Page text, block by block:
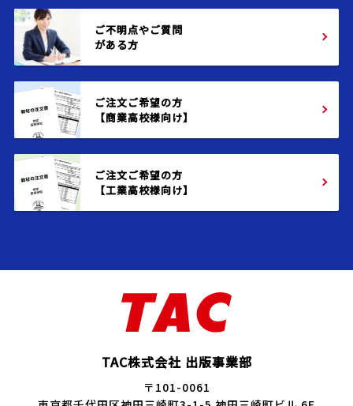
ご不明点やご質問
がある方
ご注文ご希望の方
【商業高校様向け】
ご注文ご希望の方
【工業高校様向け】
TAC株式会社 出版事業部
〒101-0061